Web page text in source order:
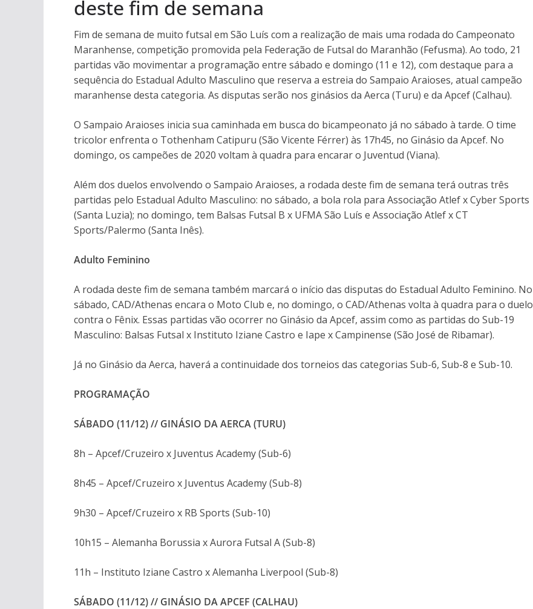
deste fim de semana
Fim de semana de muito futsal em São Luís com a realização de mais uma rodada do Campeonato
Maranhense, competição promovida pela Federação de Futsal do Maranhão (Fefusma). Ao todo, 21
partidas vão movimentar a programação entre sábado e domingo (11 e 12), com destaque para a
sequência do Estadual Adulto Masculino que reserva a estreia do Sampaio Araioses, atual campeão
maranhense desta categoria. As disputas serão nos ginásios da Aerca (Turu) e da Apcef (Calhau).
O Sampaio Araioses inicia sua caminhada em busca do bicampeonato já no sábado à tarde. O time
tricolor enfrenta o Tothenham Catipuru (São Vicente Férrer) às 17h45, no Ginásio da Apcef. No
domingo, os campeões de 2020 voltam à quadra para encarar o Juventud (Viana).
Além dos duelos envolvendo o Sampaio Araioses, a rodada deste fim de semana terá outras três
partidas pelo Estadual Adulto Masculino: no sábado, a bola rola para Associação Atlef x Cyber Sports
(Santa Luzia); no domingo, tem Balsas Futsal B x UFMA São Luís e Associação Atlef x CT
Sports/Palermo (Santa Inês).
Adulto Feminino
A rodada deste fim de semana também marcará o início das disputas do Estadual Adulto Feminino. No
sábado, CAD/Athenas encara o Moto Club e, no domingo, o CAD/Athenas volta à quadra para o duelo
contra o Fênix. Essas partidas vão ocorrer no Ginásio da Apcef, assim como as partidas do Sub-19
Masculino: Balsas Futsal x Instituto Iziane Castro e Iape x Campinense (São José de Ribamar).
Já no Ginásio da Aerca, haverá a continuidade dos torneios das categorias Sub-6, Sub-8 e Sub-10.
PROGRAMAÇÃO
SÁBADO (11/12) // GINÁSIO DA AERCA (TURU)
8h – Apcef/Cruzeiro x Juventus Academy (Sub-6)
8h45 – Apcef/Cruzeiro x Juventus Academy (Sub-8)
9h30 – Apcef/Cruzeiro x RB Sports (Sub-10)
10h15 – Alemanha Borussia x Aurora Futsal A (Sub-8)
11h – Instituto Iziane Castro x Alemanha Liverpool (Sub-8)
SÁBADO (11/12) // GINÁSIO DA APCEF (CALHAU)